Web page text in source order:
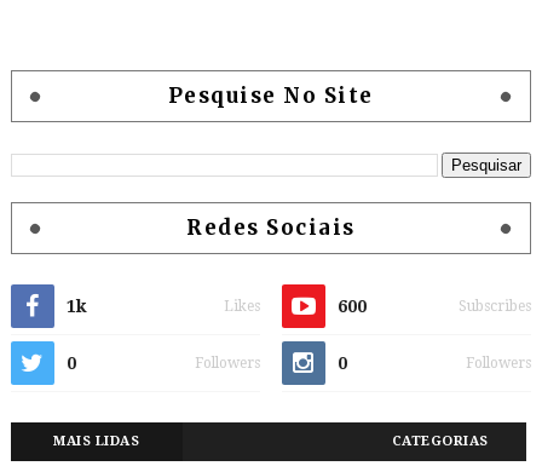
Pesquise No Site
Redes Sociais
1k Likes 600 Subscribes
0 Followers 0 Followers
MAIS LIDAS CATEGORIAS